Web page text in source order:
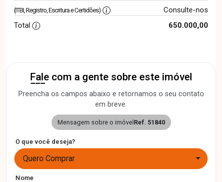
(ITBI, Registro, Escritura e Certidões)
Consulte-nos
Total
650.000,00
Fale com a gente sobre este imóvel
Preencha os campos abaixo e retornamos o seu contato
em breve.
Mensagem sobre o imóvel Ref. 51840
O que você deseja?
Quero Comprar
Nome